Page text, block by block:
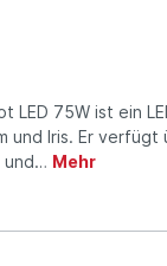
LED 75W ist ein
und Iris. Er verfügt
und… Mehr